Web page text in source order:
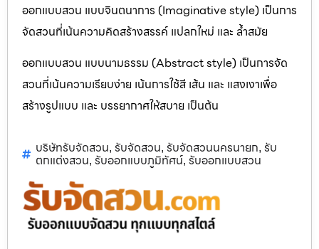
ออกแบบสวน แบบจินตนาการ (Imaginative style) เป็นการ
จัดสวนที่เน้นความคิดสร้างสรรค์ แปลกใหม่ และ ล้ำสมัย
ออกแบบสวน แบบนามธรรม (Abstract style) เป็นการจัด
สวนที่เน้นความเรียบง่าย เน้นการใช้สี เส้น และ แสงเงาเพื่อ
สร้างรูปแบบ และ บรรยากาศให้สบาย เป็นต้น
บริษัทรับจัดสวน, รับจัดสวน, รับจัดสวนนครนายก, รับ
ตกแต่งสวน, รับออกแบบภูมิทัศน์, รับออกแบบสวน